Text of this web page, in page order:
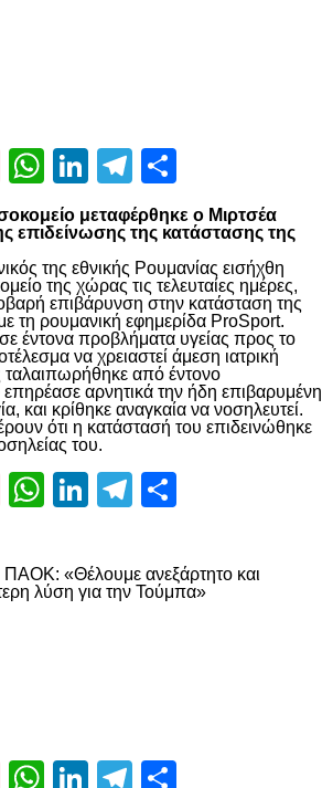
Pinterest
WhatsApp
LinkedIn
Telegram
μεταφέρθηκε ο Μιρτσέα
επιδείνωσης της κατάστασης της
της εθνικής Ρουμανίας εισήχθη
της χώρας τις τελευταίες ημέρες,
επιβάρυνση στην κατάσταση της
τη ρουμανική εφημερίδα ProSport.
έντονα προβλήματα υγείας προς το
να χρειαστεί άμεση ιατρική
από έντονο
αρνητικά την ήδη επιβαρυμένη
και κρίθηκε αναγκαία να νοσηλευτεί.
ότι η κατάστασή του επιδεινώθηκε
του.
Pinterest
WhatsApp
LinkedIn
Telegram
«Θέλουμε ανεξάρτητο και
λύση για την Τούμπα»
Pinterest
WhatsApp
LinkedIn
Telegram